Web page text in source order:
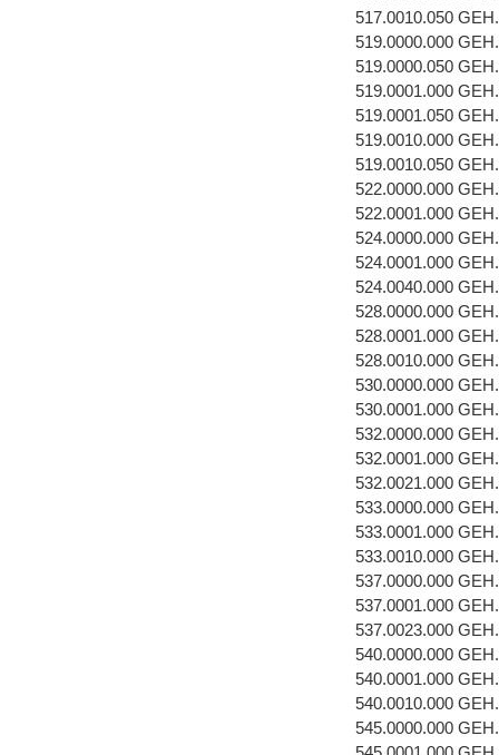
517.0010.050
519.0000.000
519.0000.050
519.0001.000
519.0001.050
519.0010.000
519.0010.050
522.0000.000
522.0001.000
524.0000.000
524.0001.000
524.0040.000
528.0000.000
528.0001.000
528.0010.000
530.0000.000
530.0001.000
532.0000.000
532.0001.000
532.0021.000
533.0000.000
533.0001.000
533.0010.000
537.0000.000
537.0001.000
537.0023.000
540.0000.000
540.0001.000
540.0010.000
545.0000.000